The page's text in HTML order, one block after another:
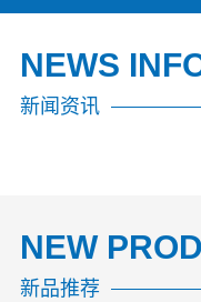
NEWS
新闻资讯
NEW
新品推荐